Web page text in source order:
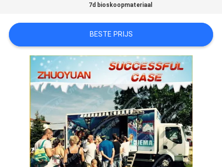
GEVALLEN
SITEMAP
PRIVACY
POLICY
7d bioskoopmateriaal
BESTE PRIJS